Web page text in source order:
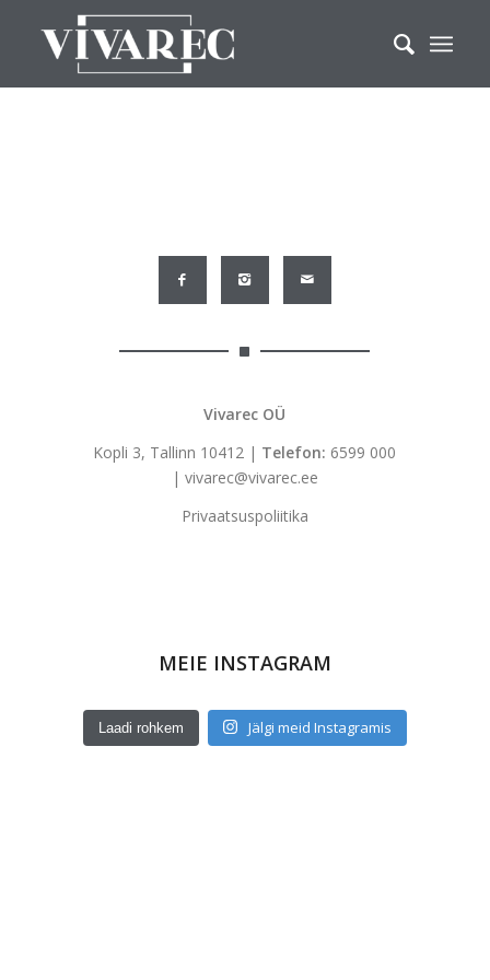
Vivarec OÜ
Kopli 3, Tallinn 10412 | Telefon: 6599 000
| vivarec@vivarec.ee
Privaatsuspoliitika
MEIE INSTAGRAM
Laadi rohkem Jälgi meid Instagramis